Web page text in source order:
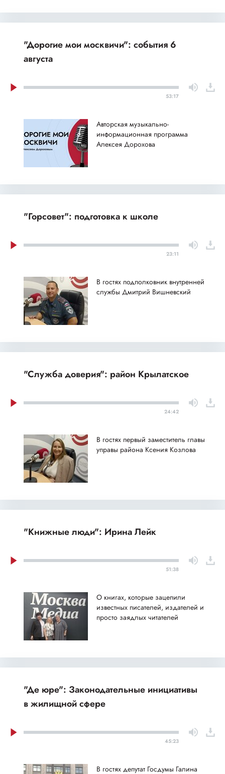
"Дорогие мои москвичи": события 6
августа
53:17
Авторская музыкально-
информационная программа
Алексея Дорохова
"Горсовет": подготовка к школе
23:11
В гостях подполковник внутренней
службы Дмитрий Вишневский
"Служба доверия": район Крылатское
24:42
В гостях первый заместитель главы
управы района Ксения Козлова
"Книжные люди": Ирина Лейк
51:38
О книгах, которые зацепили
известных писателей, издателей и
просто заядлых читателей
"Де юре": Законодательные инициативы
в жилищной сфере
45:23
В гостях депутат Госдумы Галина